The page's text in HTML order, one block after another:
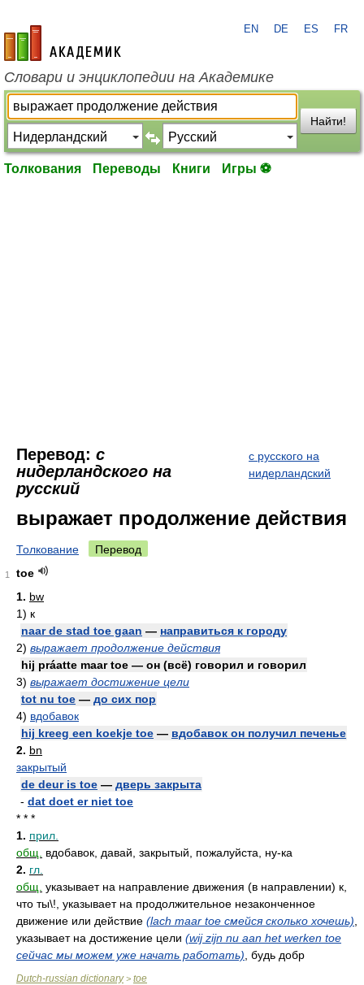
academic.ru
EN DE ES FR
Словари и энциклопедии на Академике
Найти!
Толкования Переводы Книги Игры ⚽
Перевод: с
нидерландского на
русский
с русского на
нидерландский
выражает продолжение действия
Толкование Перевод
1
toe
1. bw
1) к
naar de stad toe gaan — направиться к городу
2) выражает продолжение действия
hij práatte maar toe — он (всё) говорил и говорил
3) выражает достижение цели
tot nu toe — до сих пор
4) вдобавок
hij kreeg een koekje toe — вдобавок он получил печенье
2. bn
закрытый
de deur is toe — дверь закрыта
- dat doet er niet toe
* * *
1. прил.
общ.
вдобавок, давай, закрытый, пожалуйста, ну-ка
2. гл.
общ. указывает на направление движения (в направлении) к,
что ты\!, указывает на продолжительное незаконченное
движение или действие (lach maar toe смейся сколько хочешь)
указывает на достижение цели (wij zijn nu aan het werken toe
сейчас мы можем уже начать работать) , будь добр
Dutch-russian dictionary> toe